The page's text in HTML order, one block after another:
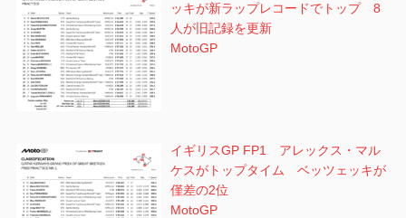
ッキが新ラップレコードでトップ 8
人が旧記録を更新
MotoGP
イギリスGP FP1 アレックス・マル
ケスがトップタイム ベッツェッキが
僅差の2位
MotoGP